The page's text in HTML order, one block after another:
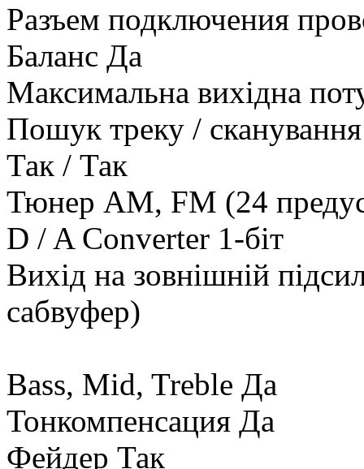
Разъем подключения
Баланс Да
Максимальна вихідна
Пошук треку /
Так / Так
Тюнер AM, FM (24
D / A Converter 1-біт
Вихід на зовнішній
сабвуфер)
Bass, Mid, Treble Да
Тонкомпенсация Да
Фейдер Так